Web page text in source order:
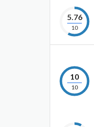
5.76
10
10
10